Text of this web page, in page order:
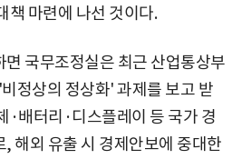
책 마련에 나선 것이다.
국무조정실은 최근 산업통상부
정상의 정상화' 과제를 보고 받
·배터리·디스플레이 등 국가 경
해외 유출 시 경제안보에 중대한